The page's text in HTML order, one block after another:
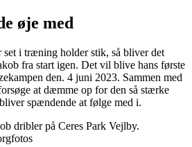
øje med
set i træning holder stik, så bliver det
fra start igen. Det vil blive hans første
den. 4 juni 2023. Sammen med
at dæmme op for den så stærke
spændende at følge med i.